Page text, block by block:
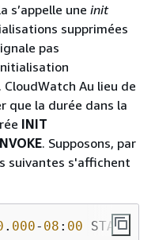
s’appelle une init
supprimées
pas
CloudWatch Au lieu de
que la durée dans la
INIT
. Supposons, par
suivantes s'affichent
. 000- 08 : 00